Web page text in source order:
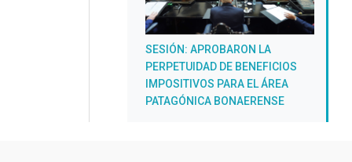
SESIÓN: APROBARON LA
PERPETUIDAD DE BENEFICIOS
IMPOSITIVOS PARA EL ÁREA
PATAGÓNICA BONAERENSE